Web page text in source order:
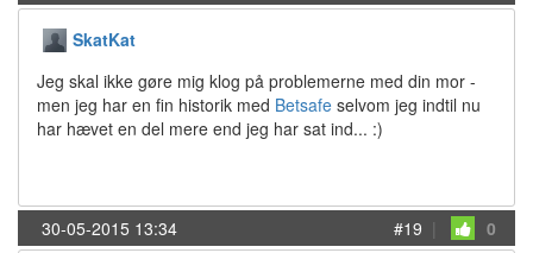
SkatKat
Jeg skal ikke gøre mig klog på problemerne med din mor -
men jeg har en fin historik med Betsafe selvom jeg indtil nu
har hævet en del mere end jeg har sat ind... :)
30-05-2015 13:34 #19 | 0